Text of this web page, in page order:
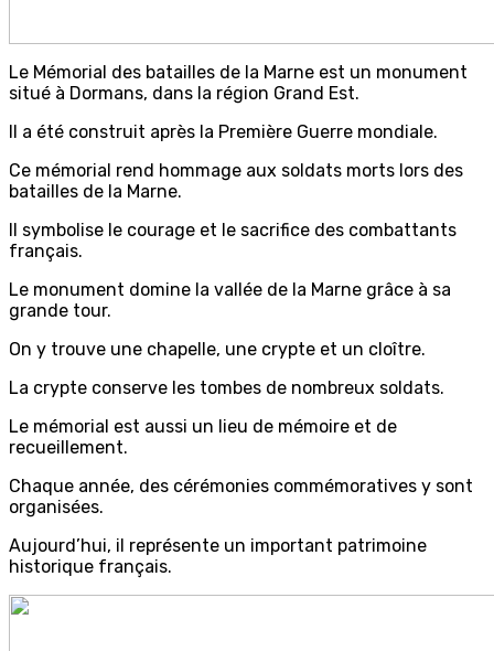
Le Mémorial des batailles de la Marne est un monument
situé à Dormans, dans la région Grand Est.
Il a été construit après la Première Guerre mondiale.
Ce mémorial rend hommage aux soldats morts lors des
batailles de la Marne.
Il symbolise le courage et le sacrifice des combattants
français.
Le monument domine la vallée de la Marne grâce à sa
grande tour.
On y trouve une chapelle, une crypte et un cloître.
La crypte conserve les tombes de nombreux soldats.
Le mémorial est aussi un lieu de mémoire et de
recueillement.
Chaque année, des cérémonies commémoratives y sont
organisées.
Aujourd’hui, il représente un important patrimoine
historique français.